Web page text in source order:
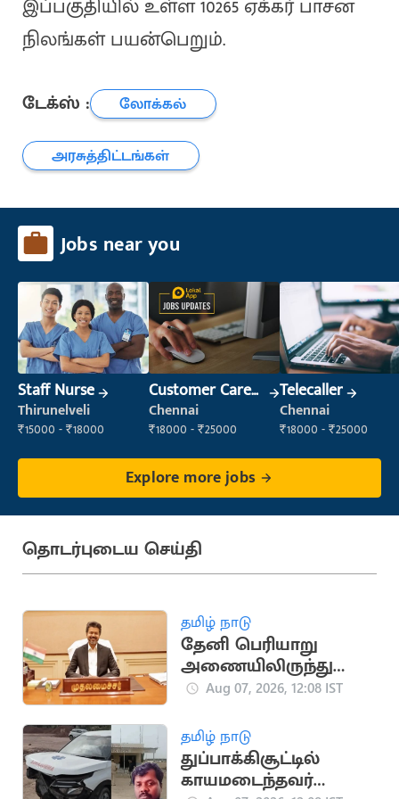
இப்பகுதியில் உள்ள 10265 ஏக்கர் பாசன
நிலங்கள் பயன்பெறும்.
டேக்ஸ் :
லோக்கல்
அரசுத்திட்டங்கள்
Jobs near you
Staff Nurse
Thirunelveli
₹15000 - ₹18000
Customer Care
Executive
Chennai
₹18000 - ₹25000
Telecaller
Chennai
₹18000 - ₹25000
Explore more jobs
தொடர்புடைய செய்தி
தமிழ் நாடு
தேனி பெரியாறு
அணையிலிருந்து
தண்ணீர் திறக்க
ஆணை
Aug 07, 2026, 12:08 IST
தமிழ் நாடு
துப்பாக்கிசூட்டில்
காயமடைந்தவர்